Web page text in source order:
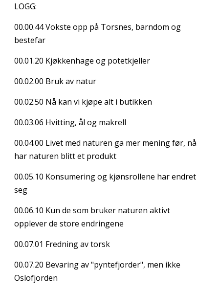
LOGG:
00.00.44Vokste opp på Torsnes, barndom og
bestefar
00.01.20 Kjøkkenhage og potetkjeller
00.02.00 Bruk av natur
00.02.50 Nå kan vi kjøpe alt i butikken
00.03.06 Hvitting, ål og makrell
00.04.00 Livet med naturen ga mer mening før, nå
har naturen blitt et produkt
00.05.10 Konsumering og kjønsrollene har endret
seg
00.06.10 Kun de som bruker naturen aktivt
opplever de store endringene
00.07.01 Fredning av torsk
00.07.20 Bevaring av "pyntefjorder", men ikke
Oslofjorden